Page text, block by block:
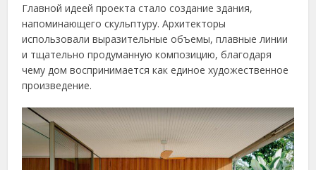
Главной идеей проекта стало создание здания,
напоминающего скульптуру. Архитекторы
использовали выразительные объемы, плавные линии
и тщательно продуманную композицию, благодаря
чему дом воспринимается как единое художественное
произведение.